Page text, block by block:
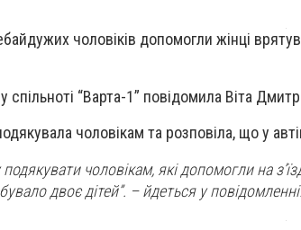
чоловіків допомогли жінці
спільноті “Варта-1” повідомила Віта
чоловікам та розповіла, що у
чоловікам, які допомогли на
двоє дітей”. – йдеться у повідомленні.